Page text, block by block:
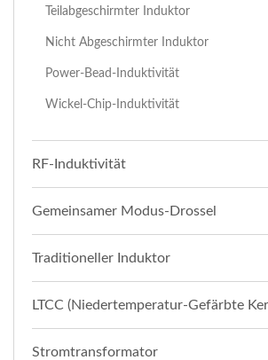
Teilabgeschirmter Induktor
Nicht Abgeschirmter Induktor
Power-Bead-Induktivität
Wickel-Chip-Induktivität
RF-Induktivität
Gemeinsamer Modus-Drossel
Traditioneller Induktor
LTCC (Niedertemperatur-Gefärbte
Stromtransformator